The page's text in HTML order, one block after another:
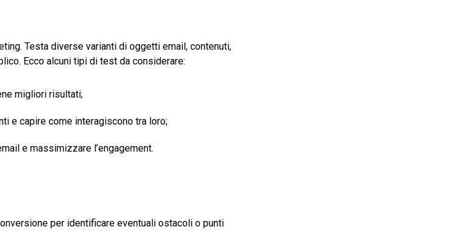
Testa diverse varianti di oggetti email, contenuti,
Ecco alcuni tipi di test da considerare:
migliori risultati;
e capire come interagiscono tra loro;
e massimizzare l’engagement.
per identificare eventuali ostacoli o punti